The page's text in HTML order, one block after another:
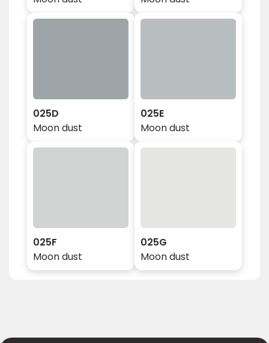
025D
Moon dust
025E
Moon dust
025F
Moon dust
025G
Moon dust